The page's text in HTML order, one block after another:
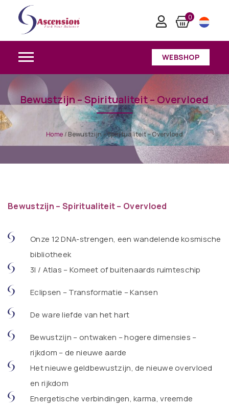
0
WEBSHOP
Bewustzijn – Spiritualiteit – Overvloed
Home / Bewustzijn – Spiritualiteit – Overvloed
Bewustzijn – Spiritualiteit – Overvloed
Onze 12 DNA-strengen, een wandelende kosmische
bibliotheek
3I / Atlas – Komeet of buitenaards ruimteschip
Eclipsen – Transformatie – Kansen
De ware liefde van het hart
Bewustzijn – ontwaken – hogere dimensies –
rijkdom – de nieuwe aarde
Het nieuwe geldbewustzijn, de nieuwe overvloed
en rijkdom
Energetische verbindingen, karma, vreemde